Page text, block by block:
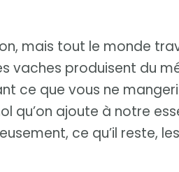
mais tout le monde
vaches produisent du
ce que vous ne
qu’on ajoute à notre
ce qu’il reste,